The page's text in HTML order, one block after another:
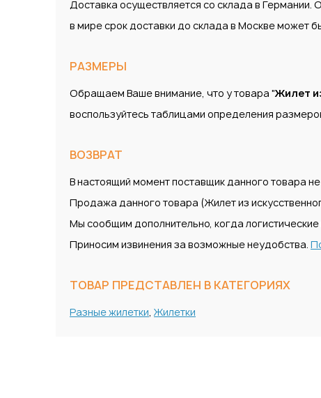
Доставка осуществляется со склада в Германии.
в мире срок доставки до склада в Москве может
РАЗМЕРЫ
Обращаем Ваше внимание, что у товара "Жилет
воспользуйтесь таблицами определения
ВОЗВРАТ
В настоящий момент поставщик данного товара
Продажа данного товара (Жилет из
Мы сообщим дополнительно, когда
Приносим извинения за возможные неудобства.
ТОВАР ПРЕДСТАВЛЕН В КАТЕГОРИЯХ
Разные жилетки, Жилетки